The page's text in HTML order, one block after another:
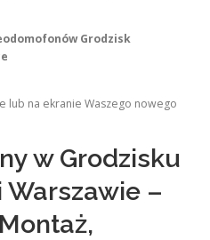
Grodzisk
lub na ekranie Waszego nowego
w Grodzisku
–